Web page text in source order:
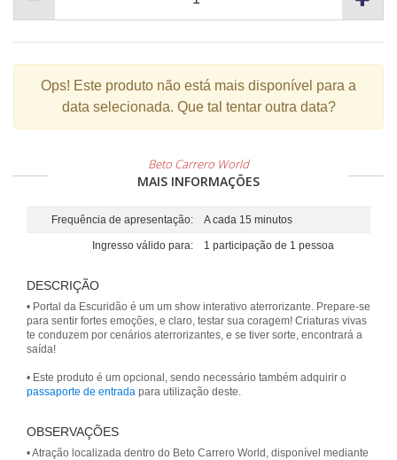
Ops! Este produto não está mais disponível para a
data selecionada. Que tal tentar outra data?
Beto Carrero World
MAIS INFORMAÇÕES
Frequência de apresentação: A cada 15 minutos
Ingresso válido para: 1 participação de 1 pessoa
DESCRIÇÃO
• Portal da Escuridão é um um show interativo aterrorizante. Prepare-se
para sentir fortes emoções, e claro, testar sua coragem! Criaturas vivas
te conduzem por cenários aterrorizantes, e se tiver sorte, encontrará a
saída!
• Este produto é um opcional, sendo necessário também adquirir o
passaporte de entrada para utilização deste.
OBSERVAÇÕES
• Atração localizada dentro do Beto Carrero World, disponível mediante